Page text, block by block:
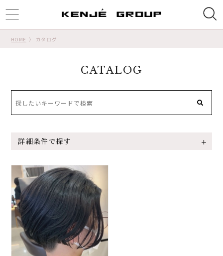
HOME カタログ
CATALOG
詳細条件で探す